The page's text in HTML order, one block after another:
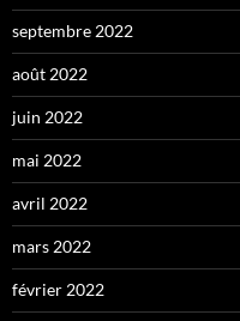
septembre 2022
août 2022
juin 2022
mai 2022
avril 2022
mars 2022
février 2022